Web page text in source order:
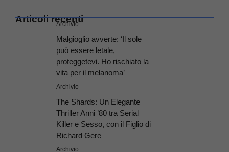
Articoli recenti
Archivio
Malgioglio avverte: ‘Il sole
può essere letale,
proteggetevi. Ho rischiato la
vita per il melanoma’
Archivio
The Shards: Un Elegante
Thriller Anni ’80 tra Serial
Killer e Sesso, con il Figlio di
Richard Gere
Archivio